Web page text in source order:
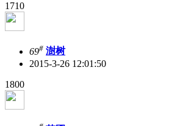
1710
69# 澍树
2015-3-26 12:01:50
1800